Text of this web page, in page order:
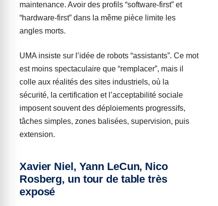
maintenance. Avoir des profils “software-first” et
“hardware-first” dans la même pièce limite les
angles morts.
UMA insiste sur l’idée de robots “assistants”. Ce mot
est moins spectaculaire que “remplacer”, mais il
colle aux réalités des sites industriels, où la
sécurité, la certification et l’acceptabilité sociale
imposent souvent des déploiements progressifs,
tâches simples, zones balisées, supervision, puis
extension.
Xavier Niel, Yann LeCun, Nico
Rosberg, un tour de table très
exposé